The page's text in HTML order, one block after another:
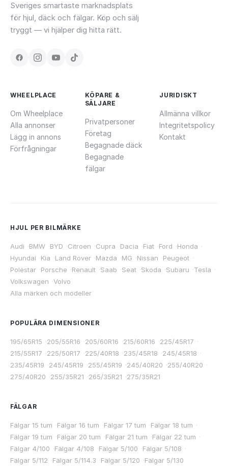
Sveriges smartaste marknadsplats
för hjul, däck och fälgar. Köp och sälj
tryggt — vi hjälper dig hitta rätt.
WHEELPLACE
Om Wheelplace
Alla annonser
Lägg in annons
Förfrågningar
KÖPARE &
SÄLJARE
Privatpersoner
Företag
Begagnade däck
Begagnade
fälgar
JURIDISKT
Allmänna villkor
Integritetspolicy
Kontakt
HJUL PER BILMÄRKE
Audi ·BMW ·BYD ·Citroen ·Cupra ·Dacia ·Fiat ·Ford ·Honda ·
Hyundai ·Kia ·Land Rover ·Mazda ·MG ·Nissan ·Peugeot ·
Polestar ·Porsche ·Renault ·Saab ·Seat ·Skoda ·Subaru ·Tesla ·
Volkswagen ·Volvo
Alla märken och modeller
POPULÄRA DIMENSIONER
195/65R15 ·205/55R16 ·205/60R16 ·215/60R16 ·225/45R17 ·
215/55R17 ·225/50R17 ·225/40R18 ·235/45R18 ·245/45R18 ·
235/45R19 ·245/45R19 ·255/45R19 ·245/40R20 ·255/40R20 ·
275/40R20 ·255/35R21 ·265/35R21 ·275/35R21
FÄLGAR
Fälgar 15 tum ·Fälgar 16 tum ·Fälgar 17 tum ·Fälgar 18 tum ·
Fälgar 19 tum ·Fälgar 20 tum ·Fälgar 21 tum ·Fälgar 22 tum ·
Fälgar 4/100 ·Fälgar 4/108 ·Fälgar 5/100 ·Fälgar 5/108 ·
Fälgar 5/112 ·Fälgar 5/114.3 ·Fälgar 5/120 ·Fälgar 5/130